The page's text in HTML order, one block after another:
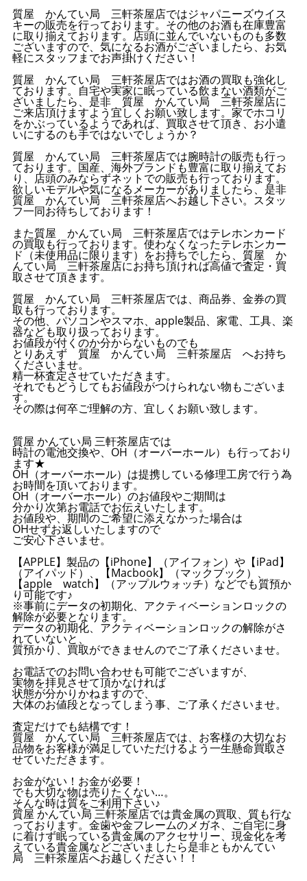
質屋 かんてい局 三軒茶屋店ではジャパニーズウイス
キーの販売を行っております。その他のお酒も在庫豊富
に取り揃えております。店頭に並んでいないものも多数
ございますので、気になるお酒がございましたら、お気
軽にスタッフまでお声掛けください！
質屋 かんてい局 三軒茶屋店ではお酒の買取も強化し
ております。自宅や実家に眠っている飲まない酒類がご
ざいましたら、是非 質屋 かんてい局 三軒茶屋店に
ご来店頂けますよう宜しくお願い致します。家でホコリ
をかぶっているようであれば、買取させて頂き、お小遣
いにするのも手ではないでしょうか？
質屋 かんてい局 三軒茶屋店では腕時計の販売も行っ
ております。国産、海外ブランドも豊富に取り揃えてお
り、店頭のみならずネットでの販売も行っております。
欲しいモデルや気になるメーカーがありましたら、是非
質屋 かんてい局 三軒茶屋店へお越し下さい。スタッ
フ一同お待ちしております！
また質屋 かんてい局 三軒茶屋店ではテレホンカード
の買取も行っております。使わなくなったテレホンカー
ド（未使用品に限ります）をお持ちでしたら、質屋 か
んてい局 三軒茶屋店にお持ち頂ければ高値で査定・買
取させて頂きます。
質屋 かんてい局 三軒茶屋店では、商品券、金券の買
取も行っております。
その他、パソコンやスマホ、apple製品、家電、工具、楽
器なども取り扱っております。
お値段が付くのか分からないものでも
とりあえず 質屋 かんてい局 三軒茶屋店 へお持ち
くださいませ。
精一杯査定させていただきます。
それでもどうしてもお値段がつけられない物もございま
す。
その際は何卒ご理解の方、宜しくお願い致します。
質屋 かんてい局 三軒茶屋店では
時計の電池交換や、OH（オーバーホール）も行っており
ます★
OH（オーバーホール）は提携している修理工房で行う為
お時間を頂いております。
OH（オーバーホール）のお値段やご期間は
分かり次第お電話でお伝えいたします。
お値段や、期間のご希望に添えなかった場合は
OHせずお返しいたしますので
ご安心下さいませ。
【APPLE】製品の【iPhone】（アイフォン）や【iPad】
（アイパッド）、【Macbook】（マックブック）、
【apple watch】（アップルウォッチ）などでも質預か
り可能です♪
※事前にデータの初期化、アクティベーションロックの
解除が必要となります。
データの初期化、アクティベーションロックの解除がさ
れていないと、
質預かり、買取ができませんのでご了承くださいませ。
お電話でのお問い合わせも可能でございますが、
実物を拝見させて頂かなければ
状態が分かりかねますので、
大体のお値段となってしまう事、ご了承くださいませ。
査定だけでも結構です！
質屋 かんてい局 三軒茶屋店では、お客様の大切なお
品物をお客様が満足していただけるよう一生懸命買取さ
せていただきます。
お金がない！お金が必要！
でも大切な物は売りたくない…。
そんな時は質をご利用下さい♪
質屋 かんてい局 三軒茶屋店では貴金属の買取、質も行な
っております。金歯や金フレームのメガネ、ご自宅に身
に着けず眠っている貴金属のアクセサリー、現金化を考
えている貴金属などございましたら是非ともかんてい
局 三軒茶屋店へお越しください！！